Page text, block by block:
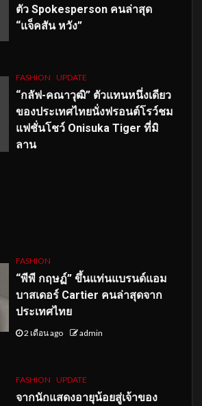
ตัว Spokesperson คนล่าสุด
“แจ็คสัน หวัง”
FASHION UPDATE
“กลัฟ-คณาวุฒิ” ตัวแทนหนึ่งเดียว
ของประเทศไทยนั่งฟรอนต์โรว์ชม
แฟชั่นโชว์ Onisuka Tiger ที่มิ
ลาน
FASHION
“พีพี กฤษฏ์” ขึ้นแท่นแบรนด์แอม
บาสเดอร์ Cartier คนล่าสุดจาก
ประเทศไทย
2 เดือน ago admin
FASHION UPDATE
จากนักแสดงอายุน้อยสู่เจ้าของ